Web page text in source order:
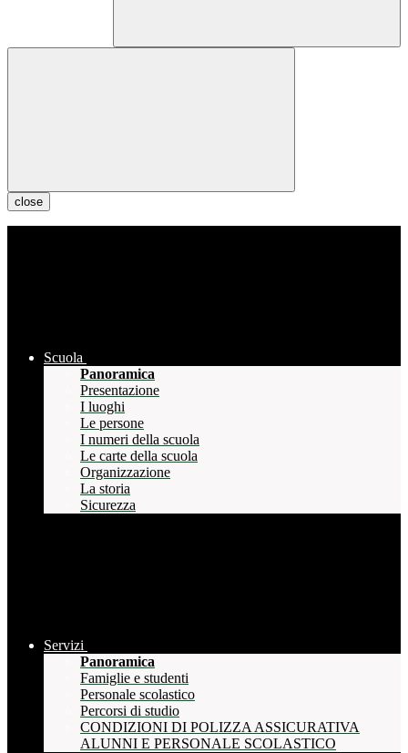
close
Scuola
Panoramica
Presentazione
I luoghi
Le persone
I numeri della scuola
Le carte della scuola
Organizzazione
La storia
Sicurezza
Servizi
Panoramica
Famiglie e studenti
Personale scolastico
Percorsi di studio
CONDIZIONI DI POLIZZA ASSICURATIVA
ALUNNI E PERSONALE SCOLASTICO